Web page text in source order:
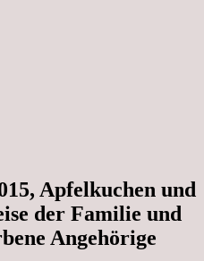
Apfelkuchen und
der Familie und
Angehörige